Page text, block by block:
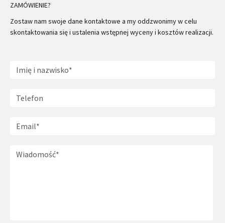
Zostaw nam swoje dane kontaktowe a my oddzwonimy w celu
skontaktowania się i ustalenia wstępnej wyceny i kosztów realizacji.